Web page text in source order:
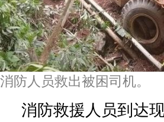
消防人员救出被困司机。
消防救援人员到达